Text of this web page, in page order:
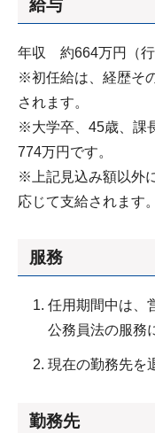
給与
年収 約664万円（行
※初任給は、経歴そ
されます。
※大学卒、45歳、課
774万円です。
※上記見込み額以外
応じて支給されます。
服務
任用期間中は、
公務員法の服務
現在の勤務先を
勤務先